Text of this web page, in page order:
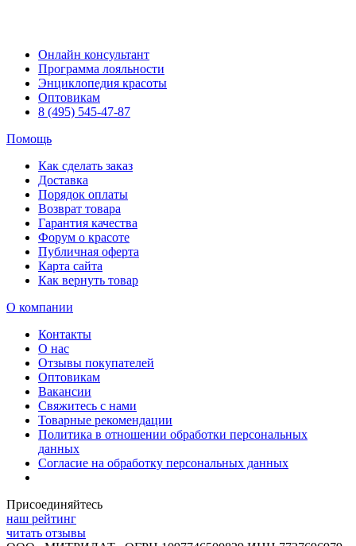
Онлайн консультант
Программа лояльности
Энциклопедия красоты
Оптовикам
8 (495) 545-47-87
Помощь
Как сделать заказ
Доставка
Порядок оплаты
Возврат товара
Гарантия качества
Форум о красоте
Публичная оферта
Карта сайта
Как вернуть товар
О компании
Контакты
О нас
Отзывы покупателей
Оптовикам
Вакансии
Свяжитесь с нами
Товарные рекомендации
Политика в отношении обработки персональных
данных
Согласие на обработку персональных данных
Присоединяйтесь
наш рейтинг
читать отзывы